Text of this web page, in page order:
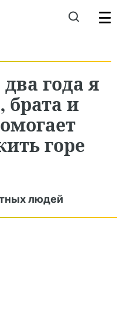
года я
брата и
горе
людей